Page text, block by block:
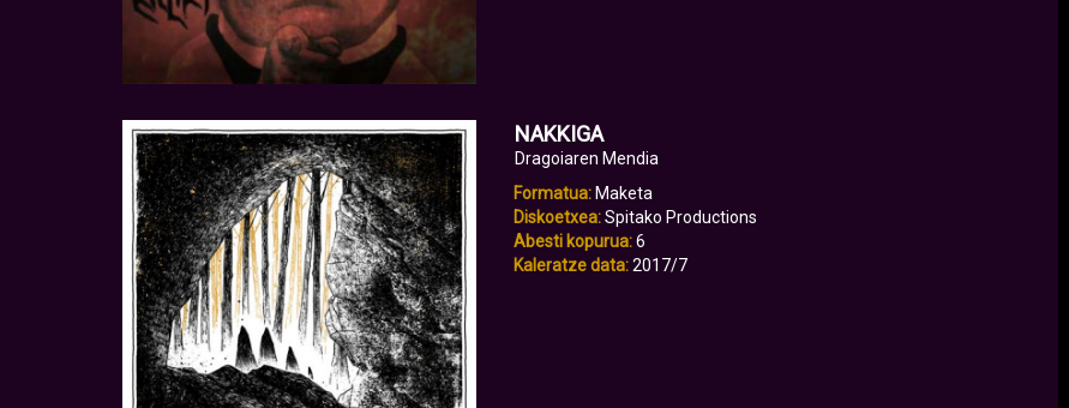
NAKKIGA
Dragoiaren Mendia
Formatua: Maketa
Diskoetxea:Spitako Productions
Abesti kopurua:6
Kaleratze data:2017/7